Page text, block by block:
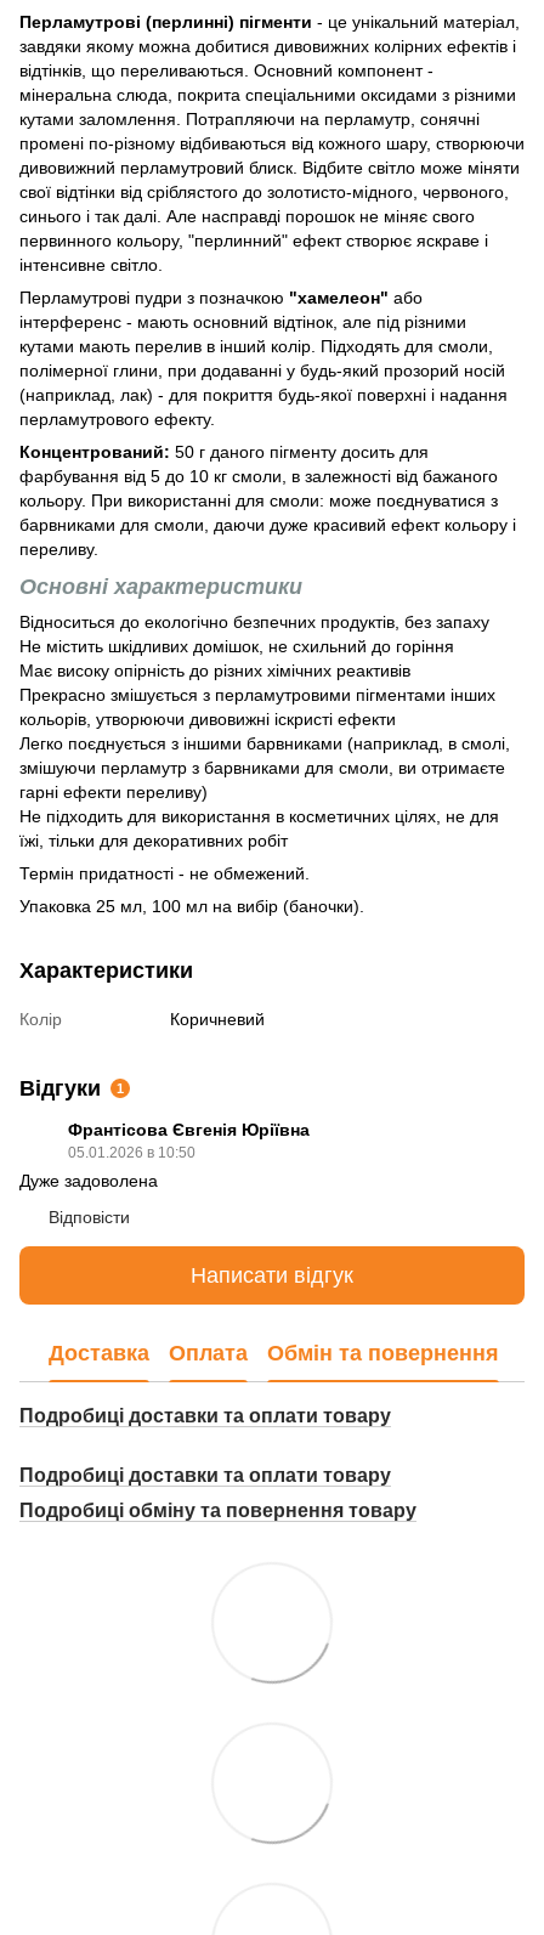
Перламутрові (перлинні) пігменти - це унікальний матеріал,
завдяки якому можна добитися дивовижних колірних ефектів і
відтінків, що переливаються. Основний компонент -
мінеральна слюда, покрита спеціальними оксидами з різними
кутами заломлення. Потрапляючи на перламутр, сонячні
промені по-різному відбиваються від кожного шару, створюючи
дивовижний перламутровий блиск. Відбите світло може міняти
свої відтінки від сріблястого до золотисто-мідного, червоного,
синього і так далі. Але насправді порошок не міняє свого
первинного кольору, "перлинний" ефект створює яскраве і
інтенсивне світло.
Перламутрові пудри з позначкою "хамелеон" або
інтерференс - мають основний відтінок, але під різними
кутами мають перелив в інший колір. Підходять для смоли,
полімерної глини, при додаванні у будь-який прозорий носій
(наприклад, лак) - для покриття будь-якої поверхні і надання
перламутрового ефекту.
Концентрований: 50 г даного пігменту досить для
фарбування від 5 до 10 кг смоли, в залежності від бажаного
кольору. При використанні для смоли: може поєднуватися з
барвниками для смоли, даючи дуже красивий ефект кольору і
переливу.
Основні характеристики
Відноситься до екологічно безпечних продуктів, без запаху
Не містить шкідливих домішок, не схильний до горіння
Має високу опірність до різних хімічних реактивів
Прекрасно змішується з перламутровими пігментами інших
кольорів, утворюючи дивовижні іскристі ефекти
Легко поєднується з іншими барвниками (наприклад, в смолі,
змішуючи перламутр з барвниками для смоли, ви отримаєте
гарні ефекти переливу)
Не підходить для використання в косметичних цілях, не для
їжі, тільки для декоративних робіт
Термін придатності - не обмежений.
Упаковка 25 мл, 100 мл на вибір (баночки).
Характеристики
Колір Коричневий
Відгуки 1
Франтісова Євгенія Юріївна
05.01.2026 в 10:50
Дуже задоволена
Відповісти
Написати відгук
Доставка Оплата Обмін та повернення
Подробиці доставки та оплати товару
Подробиці доставки та оплати товару
Подробиці обміну та повернення товару